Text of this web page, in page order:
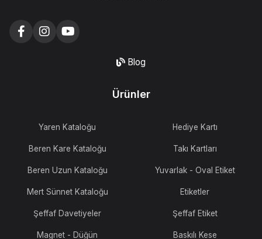
Blog
Ürünler
Yaren Kataloğu
Beren Kare Kataloğu
Beren Uzun Kataloğu
Mert Sünnet Kataloğu
Şeffaf Davetiyeler
Magnet - Düğün
Hediye Kartı
Takı Kartları
Yuvarlak - Oval Etiket
Etiketler
Şeffaf Etiket
Baskılı Kese